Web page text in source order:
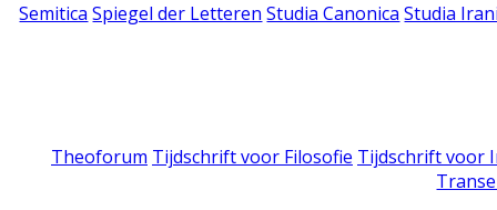
Semitica Spiegel der Letteren Studia Canonica Studia
Theoforum Tijdschrift voor Filosofie Tijdschrift voor